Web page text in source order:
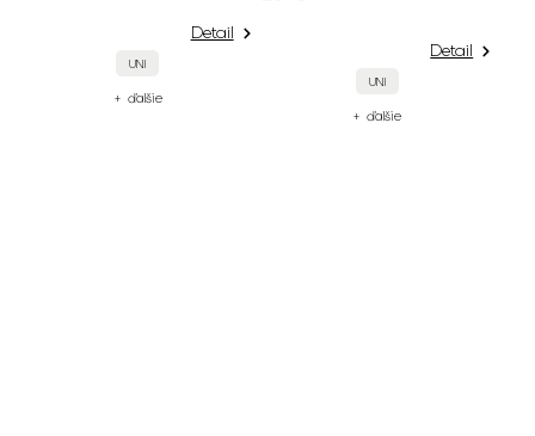
Detail
UNI
+ ďalšie
Detail
UNI
+ ďalšie